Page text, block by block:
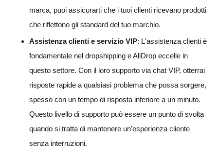
marca, puoi assicurarti che i tuoi clienti ricevano prodotti
che riflettono gli standard del tuo marchio.
Assistenza clienti e servizio VIP: L'assistenza clienti è
fondamentale nel dropshipping e AliDrop eccelle in
questo settore. Con il loro supporto via chat VIP, otterrai
risposte rapide a qualsiasi problema che possa sorgere,
spesso con un tempo di risposta inferiore a un minuto.
Questo livello di supporto può essere un punto di svolta
quando si tratta di mantenere un'esperienza cliente
senza interruzioni.